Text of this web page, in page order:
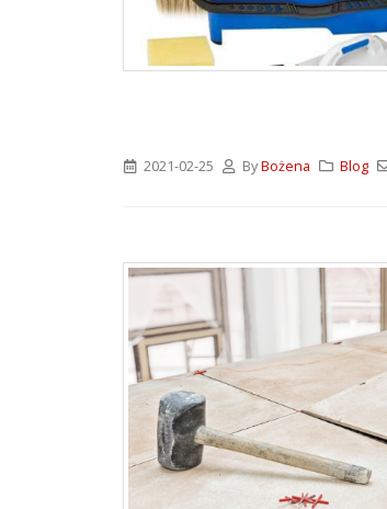
2021-02-25 ByBożena Blog
ATLAS M-
nowoczesny
montażu płyt
rodzaje i
2026-07-27
– rodzaje i
2026-07-08